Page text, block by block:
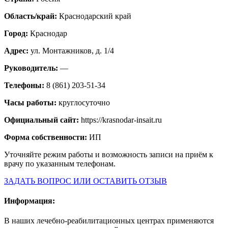
Область/край: Краснодарский край
Город: Краснодар
Адрес: ул. Монтажников, д. 1/4
Руководитель: —
Телефоны: 8 (861) 203-51-34
Часы работы: круглосуточно
Официальный сайт: https://krasnodar-insait.ru
Форма собственности: ИП
Уточняйте режим работы и возможность записи на приём к
врачу по указанным телефонам.
ЗАДАТЬ ВОПРОС ИЛИ ОСТАВИТЬ ОТЗЫВ
Информация:
В наших лечебно-реабилитационных центрах применяются